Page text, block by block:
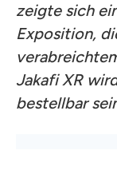
zeigte sich
Exposition,
Jakafi XR
bestellbar